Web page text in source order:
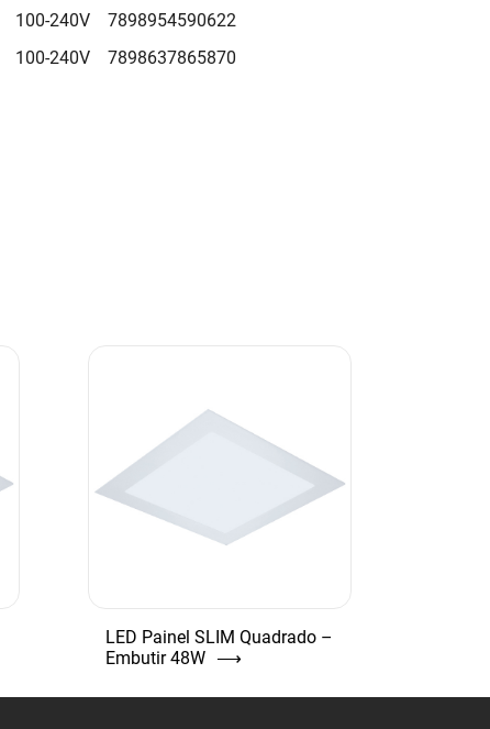
100-240V
7898954590622
100-240V 7898637865870
LED Painel SLIM Quadrado –
Embutir 48W ⟶